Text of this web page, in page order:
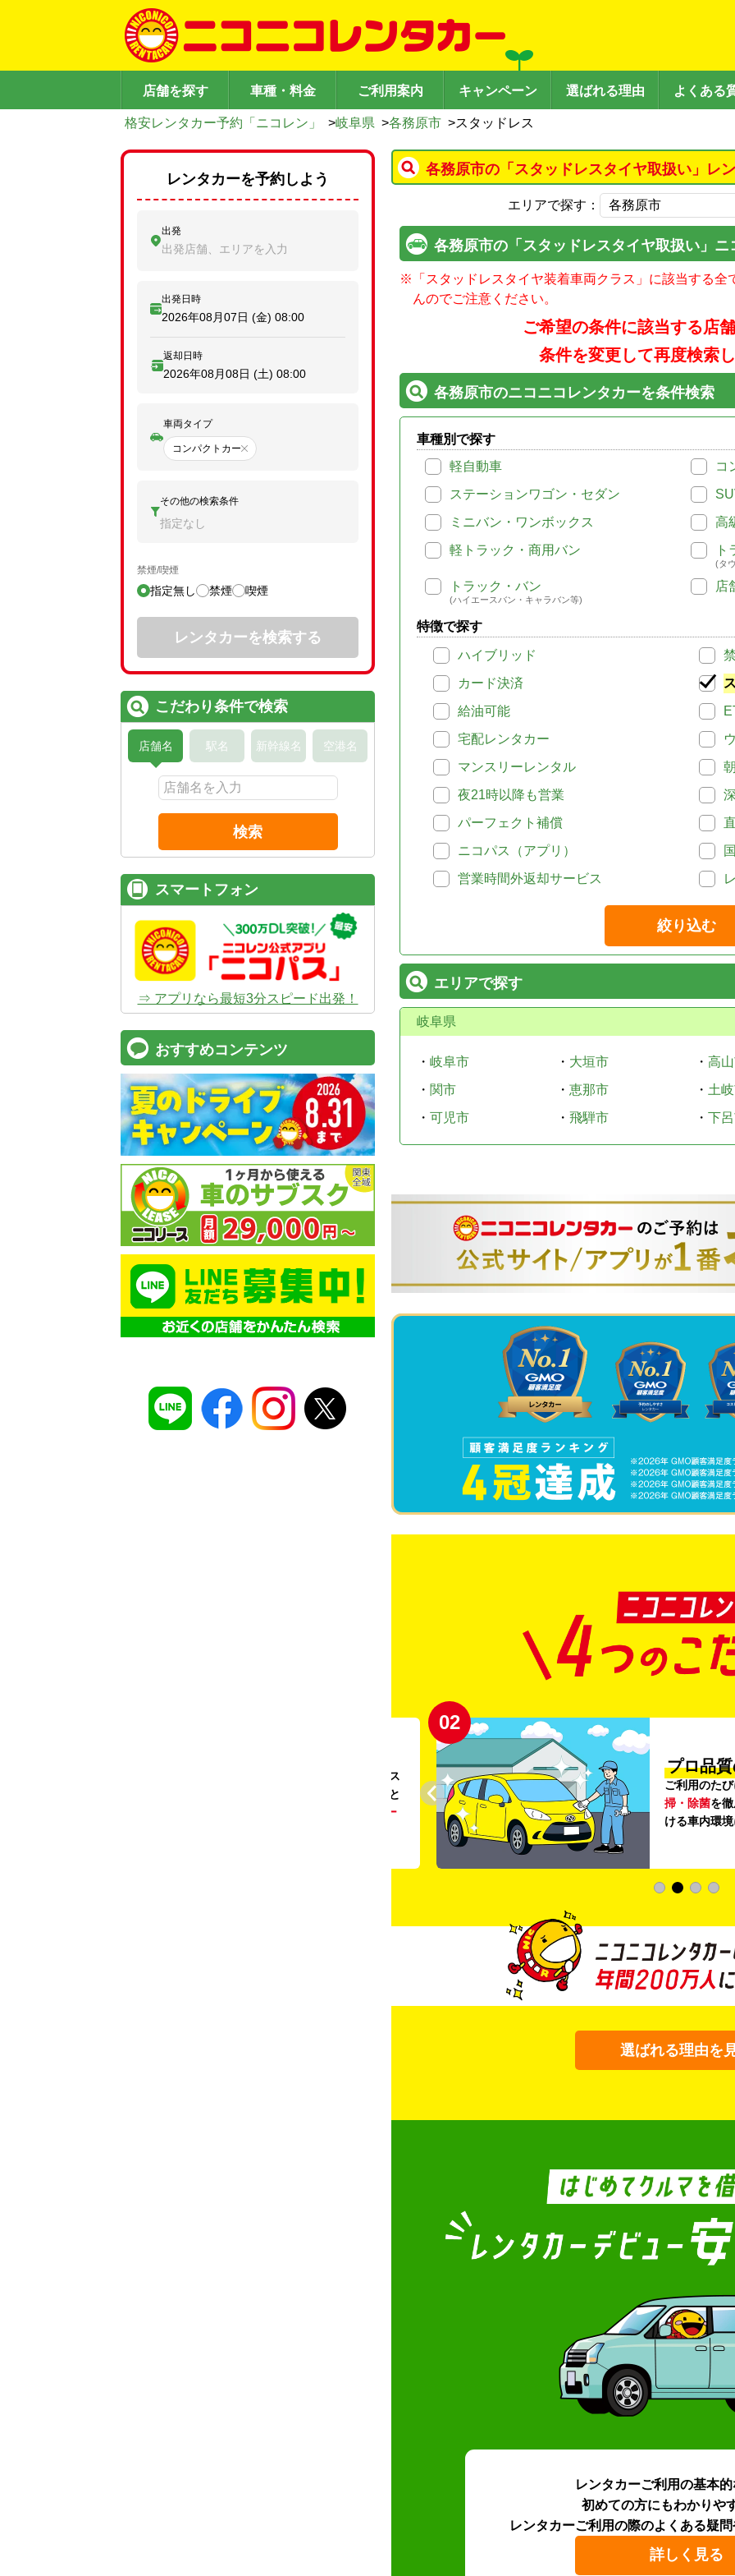
店舗を探す 車種・料金 ご利用案内 キャンペーン 選ばれる理由 よくある
格安レンタカー予約「ニコレン」 >岐阜県 >各務原市 >スタッドレス
各務原市の「スタッドレスタイヤ取扱い」レ
エリアで探す：
各務原市の「スタッドレスタイヤ取扱い」
※
「スタッドレスタイヤ装着車両クラス」に該当する
んのでご注意ください。
ご希望の条件に該当する店
条件を変更して再度検索
各務原市のニコニコレンタカーを条件検索
車種別で探す
軽自動車
コ
ステーションワゴン・セダン
ミニバン・ワンボックス
高
軽トラック・商用バン
ト
(タ
トラック・バン
(ハイエースバン・キャラバン等)
店
特徴で探す
ハイブリッド
カード決済
給油可能
宅配レンタカー
マンスリーレンタル
夜21時以降も営業
パーフェクト補償
ニコパス（アプリ）
営業時間外返却サービス
絞り込む
エリアで探す
岐阜県
・ 岐阜市 ・ 大垣市 ・ 高
・ 関市 ・ 恵那市 ・ 土
・ 可児市 ・ 飛騨市 ・ 下
。ガソリンス
タンドや整備工場の既存インフラを活用すること
リー
02
プロ品
ご利用のた
掃・除菌を
ける車内環
選ばれる理由を
レンタカーご利用の基本
初めての方にもわかりや
レンタカーご利用の際のよくある疑問
詳しく見る
レンタカーを予約しよう
出発
出発店舗、エリアを入力
出発日時
2026年08月07日 (金) 08:00
返却日時
2026年08月08日 (土) 08:00
車両タイプ
コンパクトカー
その他の検索条件
指定なし
禁煙/喫煙
指定無し 禁煙 喫煙
レンタカーを検索する
こだわり条件で検索
店舗名 駅名 新幹線名 空港名
検索
スマートフォン
⇒ アプリなら最短3分スピード出発！
おすすめコンテンツ